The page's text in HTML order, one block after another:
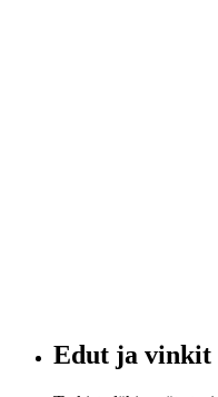
Edut ja vinkit